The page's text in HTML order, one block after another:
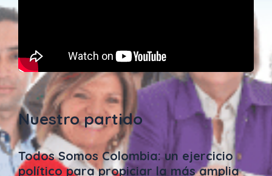
Nuestro partido
Todos Somos Colombia: un ejercicio
político para propiciar la más amplia